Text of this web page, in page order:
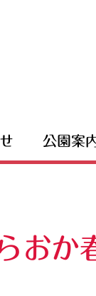
公園案
おか